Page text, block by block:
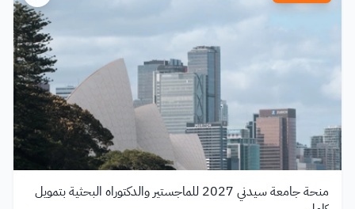
منحة جامعة سيدني 2027 للماجستير والدكتوراه البحثية بتمويل